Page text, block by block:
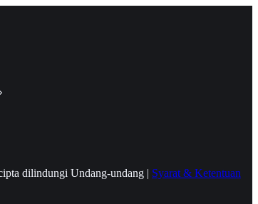
dilindungi Undang-undang | Syarat & Ketentuan